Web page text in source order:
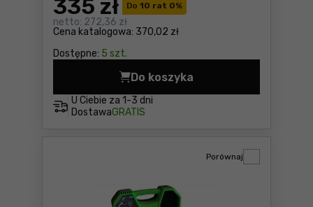
Do 10 rat 0%
Cena katalogowa: 370,02 zł
335 zł
netto: 272,36 zł
Dostępne: 5 szt.
U Ciebie za 1-3 dni
DostawaGRATIS
Do koszyka
Taboret warsztatowy z
Porównaj